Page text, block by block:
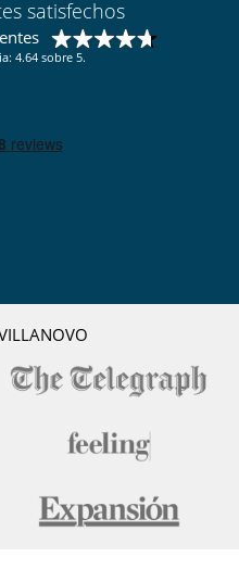
satisfechos
4.64 sobre 5.